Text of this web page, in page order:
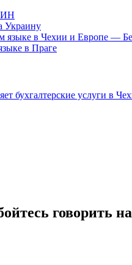
говорить